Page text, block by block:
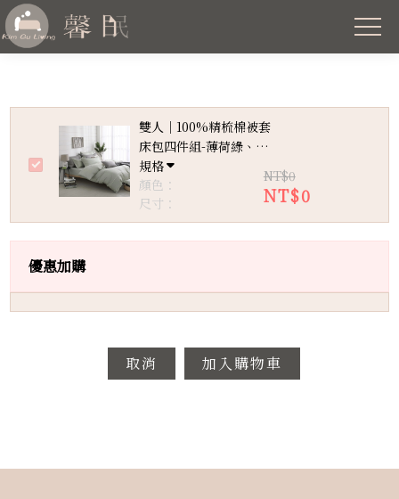
雙人｜100%精梳棉被套
床包四件組-薄荷綠、永
恆灰
規格
顏色：
尺寸：
NT$0
NT$0
優惠加購
取消 加入購物車